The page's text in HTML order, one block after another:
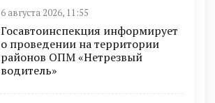
6 августа 2026, 11:55
Госавтоинспекция информирует
о проведении на территории
районов ОПМ «Нетрезвый
водитель»